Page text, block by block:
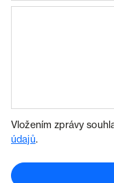
Vložením zprávy
údajů.